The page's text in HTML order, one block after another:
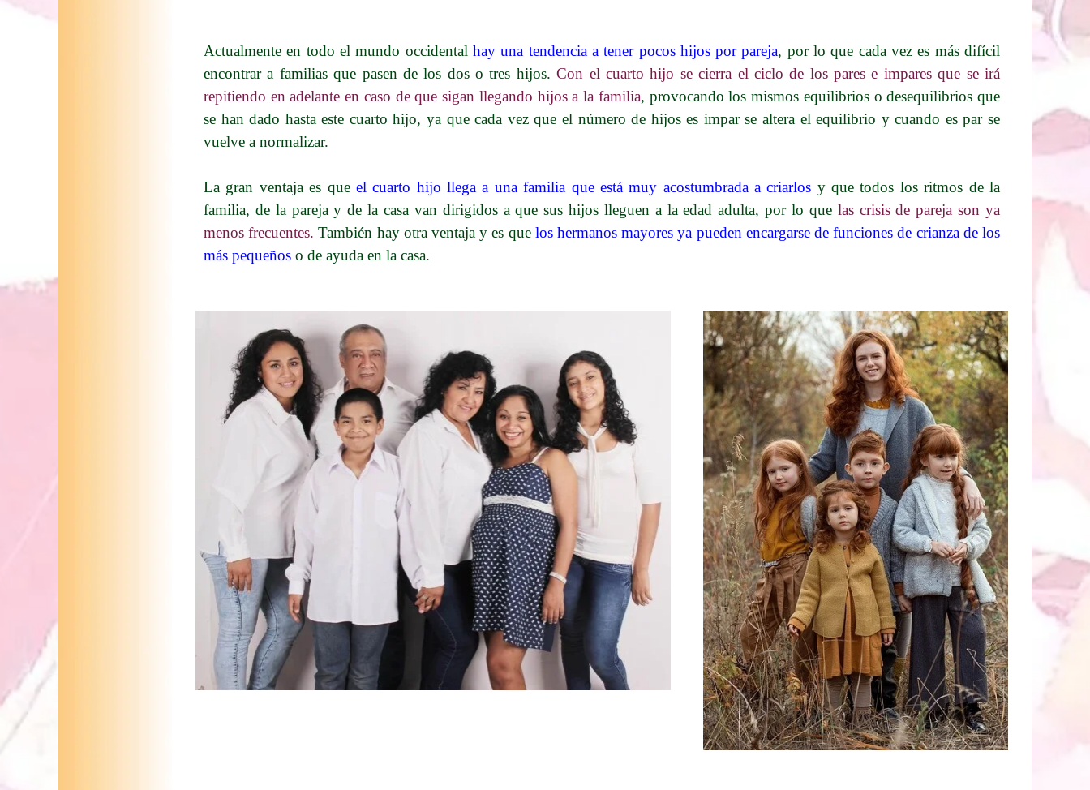
Actualmente en todo el mundo occidental hay una tendencia a tener pocos hijos por pareja, por lo que cada vez es más difícil
encontrar a familias que pasen de los dos o tres hijos.Con el cuarto hijo se cierra el ciclo de los pares e impares que se irá
repitiendo en adelante en caso de que sigan llegando hijos a la familia, provocando los mismos equilibrios o desequilibrios que
se han dado hasta este cuarto hijo, ya que cada vez que el número de hijos es impar se altera el equilibrio y cuando es par se
vuelve a normalizar.
La gran ventaja es que el cuarto hijo llega a una familia que está muy acostumbrada a criarlos y que todos los ritmos de la
familia, de la pareja y de la casa van dirigidos a que sus hijos lleguen a la edad adulta, por lo que las crisis de pareja son ya
menos frecuentes. También hay otra ventaja y es que los hermanos mayores ya pueden encargarse de funciones de crianza de los
más pequeños o de ayuda en la casa.